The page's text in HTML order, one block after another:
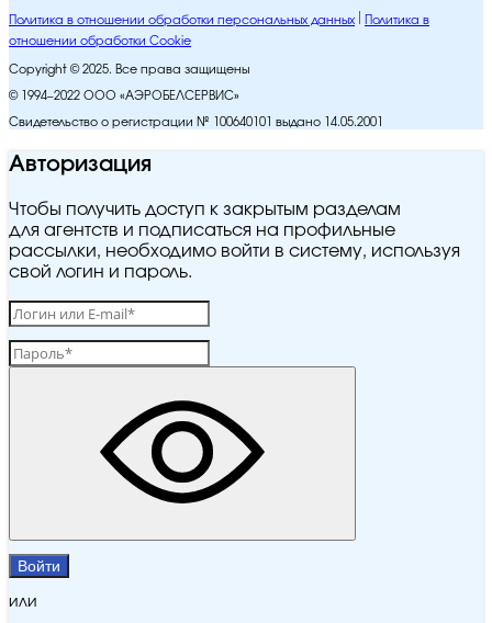
Политика в отношении обработки персональных данных
Политика в
отношении обработки Cookie
Copyright © 2025. Все права защищены
© 1994–2022 ООО «АЭРОБЕЛСЕРВИС»
Свидетельство о регистрации № 100640101 выдано 14.05.2001
Авторизация
Чтобы получить доступ к закрытым разделам
для агентств и подписаться на профильные
рассылки, необходимо войти в систему, используя
свой логин и пароль.
Войти
или